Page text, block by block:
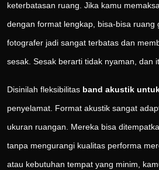
keterbatasan ruang. Jika kamu
dengan format lengkap, bisa-bisa ruang
fotografer jadi sangat terbatas dan
sesak. Sesak berarti tidak nyaman, dan
Disinilah fleksibilitas band akustik
penyelamat. Format akustik sangat
ukuran ruangan. Mereka bisa
tanpa mengurangi kualitas performa
atau kebutuhan tempat yang minim,